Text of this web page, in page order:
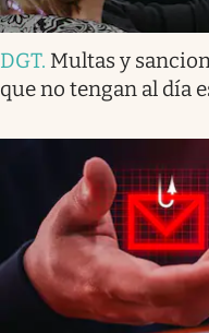
DGT. Multas y
que no tengan al día